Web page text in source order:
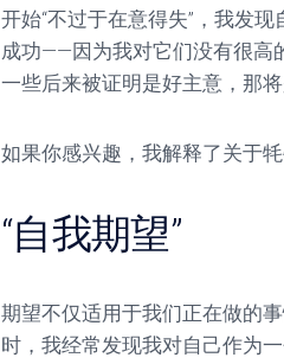
开始“不过于在意得失”，我发
成功——因为我对它们没有很高
一些后来被证明是好主意，那将
如果你感兴趣，我解释了关于
“自我期望”
期望不仅适用于我们正在做的
时，我经常发现我对自己作为